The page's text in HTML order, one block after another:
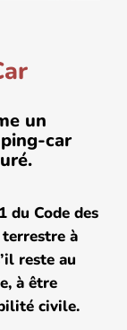
un
car
du Code des
à
reste au
à être
civile.